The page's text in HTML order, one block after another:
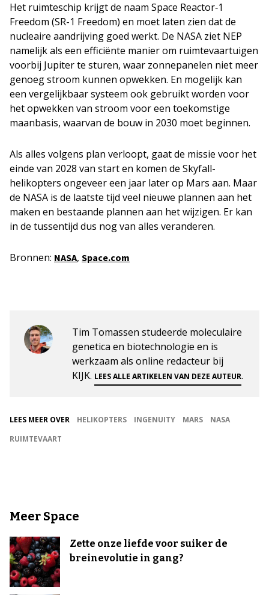
Het ruimteschip krijgt de naam Space Reactor‑1
Freedom (SR-1 Freedom) en moet laten zien dat de
nucleaire aandrijving goed werkt. De NASA ziet NEP
namelijk als een efficiënte manier om ruimtevaartuigen
voorbij Jupiter te sturen, waar zonnepanelen niet meer
genoeg stroom kunnen opwekken. En mogelijk kan
een vergelijkbaar systeem ook gebruikt worden voor
het opwekken van stroom voor een toekomstige
maanbasis, waarvan de bouw in 2030 moet beginnen.
Als alles volgens plan verloopt, gaat de missie voor het
einde van 2028 van start en komen de Skyfall-
helikopters ongeveer een jaar later op Mars aan. Maar
de NASA is de laatste tijd veel nieuwe plannen aan het
maken en bestaande plannen aan het wijzigen. Er kan
in de tussentijd dus nog van alles veranderen.
Bronnen: NASA, Space.com
Tim Tomassen studeerde moleculaire
genetica en biotechnologie en is
werkzaam als online redacteur bij
KIJK. LEES ALLE ARTIKELEN VAN DEZE AUTEUR.
LEES MEER OVER HELIKOPTERS INGENUITY MARS
NASA
RUIMTEVAART
Meer Space
Zette onze liefde voor suiker de
breinevolutie in gang?